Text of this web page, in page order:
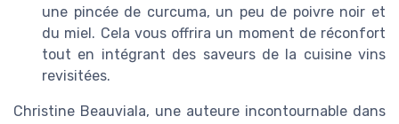
une pincée de curcuma, un peu de poivre noir et
du miel. Cela vous offrira un moment de réconfort
tout en intégrant des saveurs de la cuisine vins
revisitées.
Christine Beauviala, une auteure incontournable dans